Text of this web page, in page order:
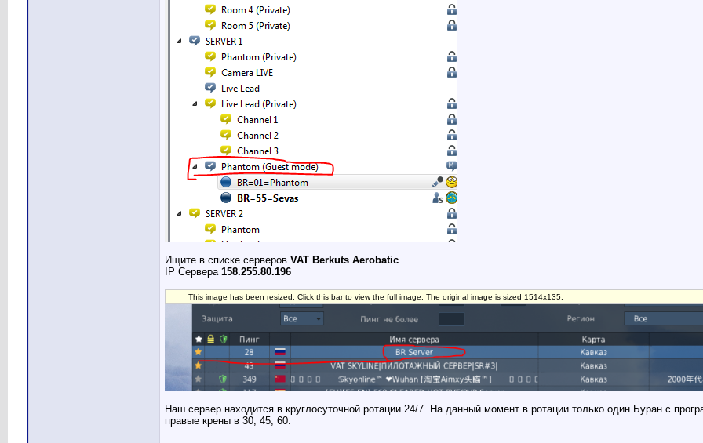
Ищите в списке серверов VAT Berkuts Aerobatic
IP Сервера 158.255.80.196
This image has been resized. Click this bar to view the full image. The original image is sized 1514x135.
Наш сервер находится в круглосуточной ротации 24/7. На данный момент в ротации только один Буран с
правые крены в 30, 45, 60.